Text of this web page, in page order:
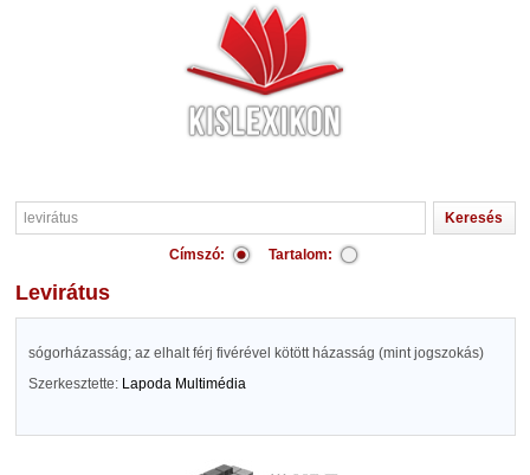
Címszó: Tartalom:
levirátus
sógorházasság; az elhalt férj fivérével kötött házasság (mint jogszokás)
Szerkesztette: Lapoda Multimédia